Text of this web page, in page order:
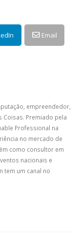
Email
empreendedor,
Coisas. Premiado pela
Professional na
no mercado de
como consultor em
nacionais e
tem um canal no